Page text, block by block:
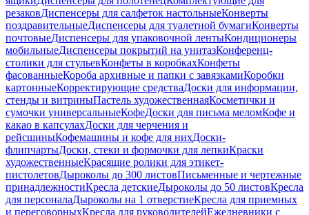
резаковДиспенсеры для салфеток настольныеКонверты
поздравительныеДиспенсеры для туалетной бумагиКонверты
почтовыеДиспенсеры для упаковочной лентыКондиционеры
мобильныеДиспенсеры покрытий на унитазКонференц-
столики для стульевКонфеты в коробкахКонфеты
фасованныеКороба архивные и папки с завязкамиКоробки
картонныеКорректирующие средстваДоски для информации,
стенды и витриныПастель художественнаяКосметички и
сумочки универсальныеКофеДоски для письма меломКофе и
какао в капсулахДоски для черчения и
рейсшиныКофемашины и кофе для нихДоски-
флипчартыДоски, стеки и формочки для лепкиКраски
художественныеКрасящие ролики для этикет-
пистолетовДыроколы до 300 листовПисьменные и чертежные
принадлежностиКресла детскиеДыроколы до 50 листовКресла
для персоналаДыроколы на 1 отверстиеКресла для приемных
и переговорныхКресла для руководителейЕжедневники с